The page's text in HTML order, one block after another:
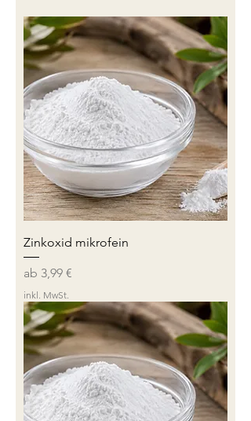
Zinkoxid mikrofein
ab 3,99 €
Sale-Preis
inkl. MwSt.